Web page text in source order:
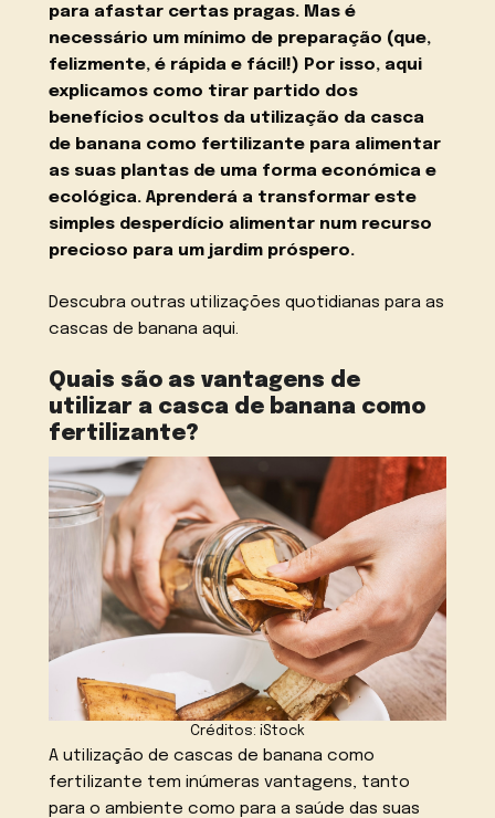
para afastar certas pragas. Mas é
necessário um mínimo de preparação (que,
felizmente, é rápida e fácil!) Por isso, aqui
explicamos como tirar partido dos
benefícios ocultos da utilização da casca
de banana como fertilizante para alimentar
as suas plantas de uma forma económica e
ecológica. Aprenderá a transformar este
simples desperdício alimentar num recurso
precioso para um jardim próspero.
Descubra outras utilizações quotidianas para as
cascas de banana aqui.
Quais são as vantagens de
utilizar a casca de banana como
fertilizante?
Créditos: iStock
A utilização de cascas de banana como
fertilizante tem inúmeras vantagens, tanto
para o ambiente como para a saúde das suas